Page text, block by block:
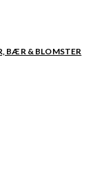
BÆR & BLOMSTER